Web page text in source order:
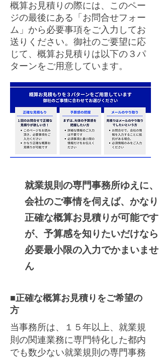
概算お見積りの際には、このペー
ジの最後にある「お問合せフォー
ム」から必要事項をご入力してお
送りください。御社のご要望に応
じて、概算お見積りは以下の３パ
ターンをご用意しています。​​
就業規則の​専門事務所ゆえに、
会社のご事情を伺えば、かなり
正確な概算お見積りが可能です
が、予算感を知りたいだけなら
必要最小限の入力でかまいませ
ん
■正確な概算お見積りをご希望の
方
当事務所は、１５年以上、就業規
則の関連業務に専門特化した都内
でも数少ない就業規則の専門事務